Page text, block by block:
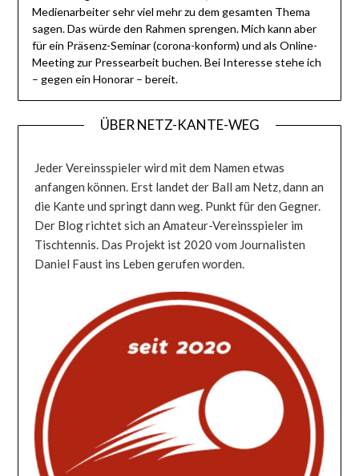
Medienarbeiter sehr viel mehr zu dem gesamten Thema
sagen. Das würde den Rahmen sprengen. Mich kann aber
für ein Präsenz-Seminar (corona-konform) und als Online-
Meeting zur Pressearbeit buchen. Bei Interesse stehe ich
– gegen ein Honorar – bereit.
ÜBER NETZ-KANTE-WEG
Jeder Vereinsspieler wird mit dem Namen etwas
anfangen können. Erst landet der Ball am Netz, dann an
die Kante und springt dann weg. Punkt für den Gegner.
Der Blog richtet sich an Amateur-Vereinsspieler im
Tischtennis. Das Projekt ist 2020 vom Journalisten
Daniel Faust ins Leben gerufen worden.